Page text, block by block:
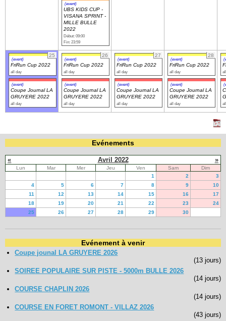
(event)
UBS KIDS CUP -
VISANA SPRINT -
MILLE BULLE
2022
Début: 09:00
Fin: 23:59
25
(event)
FriRun Cup 2022
all day
(event)
Coupe Journal LA
GRUYERE 2022
all day
26
(event)
FriRun Cup 2022
all day
(event)
Coupe Journal LA
GRUYERE 2022
all day
27
(event)
FriRun Cup 2022
all day
(event)
Coupe Journal LA
GRUYERE 2022
all day
28
(event)
FriRun Cup 2022
all day
(event)
Coupe Journal LA
GRUYERE 2022
all day
Evénements
« Avril 2022 »
Lun Mar Mer Jeu Ven Sam
Dim
1
2
3
4
5 6 7 8 9
10
11
12 13 14 15 16
17
18
19 20 21 22 23
24
25
26 27 28 29 30
Evénement à venir
Coupe jounal LA GRUYERE 2026
(13 jours)
SOIREE POPULAIRE SUR PISTE - 5000m BULLE 2026
(14 jours)
COURSE CHAPLIN 2026
(14 jours)
COURSE EN FORET ROMONT - VILLAZ 2026
(43 jours)